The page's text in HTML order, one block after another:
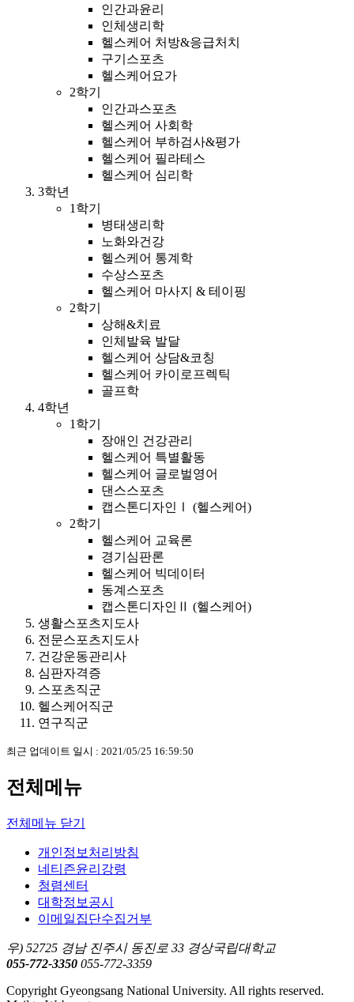
인간과윤리
인체생리학
헬스케어 처방&응급처치
구기스포츠
헬스케어요가
2학기
인간과스포츠
헬스케어 사회학
헬스케어 부하검사&평가
헬스케어 필라테스
헬스케어 심리학
3학년
1학기
병태생리학
노화와건강
헬스케어 통계학
수상스포츠
헬스케어 마사지 & 테이핑
2학기
상해&치료
인체발육 발달
헬스케어 상담&코칭
헬스케어 카이로프렉틱
골프학
4학년
1학기
장애인 건강관리
헬스케어 특별활동
헬스케어 글로벌영어
댄스스포츠
캡스톤디자인Ⅰ (헬스케어)
2학기
헬스케어 교육론
경기심판론
헬스케어 빅데이터
동계스포츠
캡스톤디자인Ⅱ (헬스케어)
생활스포츠지도사
전문스포츠지도사
건강운동관리사
심판자격증
스포츠직군
헬스케어직군
연구직군
최근 업데이트 일시 : 2021/05/25 16:59:50
전체메뉴
전체메뉴 닫기
개인정보처리방침
네티즌윤리강령
청렴센터
대학정보공시
이메일집단수집거부
우) 52725 경남 진주시 동진로 33 경상국립대학교
055-772-3350 055-772-3359
Copyright Gyeongsang National University. All rights reserved.